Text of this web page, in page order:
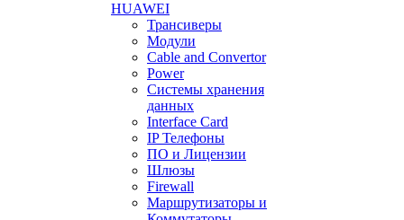
HUAWEI
Трансиверы
Модули
Cable and Convertor
Power
Системы хранения
данных
Interface Card
IP Телефоны
ПО и Лицензии
Шлюзы
Firewall
Маршрутизаторы и